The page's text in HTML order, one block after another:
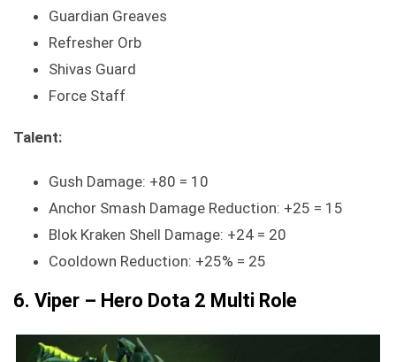
Guardian Greaves
Refresher Orb
Shivas Guard
Force Staff
Talent:
Gush Damage: +80 = 10
Anchor Smash Damage Reduction: +25 = 15
Blok Kraken Shell Damage: +24 = 20
Cooldown Reduction: +25% = 25
6. Viper – Hero Dota 2 Multi Role